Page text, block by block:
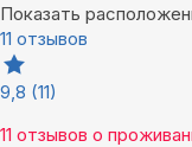
Показать
11 отзывов
9,8 (11)
11 отзывов о